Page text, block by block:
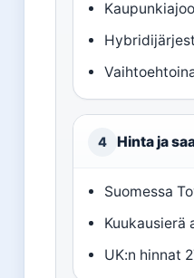
4 Hinta ja
Suomessa
Kuukausierä
UK:n hinnat